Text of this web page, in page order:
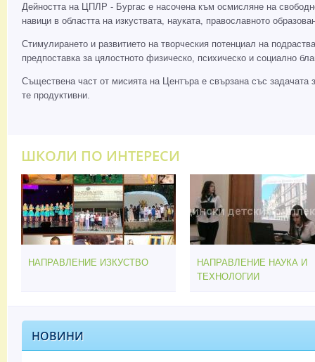
Дейността на ЦПЛР - Бургас е насочена към осмисляне на
навици в областта на изкуствата, науката, православното
Стимулирането и развитието на творческия потенциал на
предпоставка за цялостното физическо, психическо и социално
Съществена част от мисията на Центъра е свързана със задачата
те продуктивни.
ШКОЛИ ПО ИНТЕРЕСИ
НАПРАВЛЕНИЕ ИЗКУСТВО
НАПРАВЛЕНИЕ НАУКА И
ТЕХНОЛОГИИ
НОВИНИ